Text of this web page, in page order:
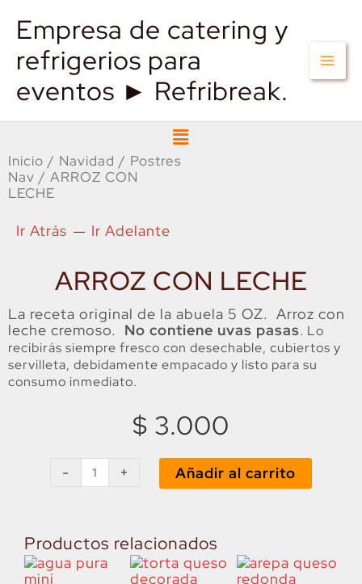
Empresa de catering y
refrigerios para
eventos ► Refribreak.
Menú
Inicio / Navidad / Postres
Nav / ARROZ CON
LECHE
Ir Atrás Ir Adelante
ARROZ CON LECHE
La receta original de la abuela 5 OZ. Arroz con
leche cremoso. No contiene uvas pasas. Lo
recibirás siempre fresco con desechable, cubiertos y
servilleta, debidamente empacado y listo para su
consumo inmediato.
$ 3.000
-
CON
LECHE
+ Añadir al carrito
Productos relacionados